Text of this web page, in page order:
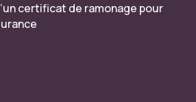
certificat de ramonage pour